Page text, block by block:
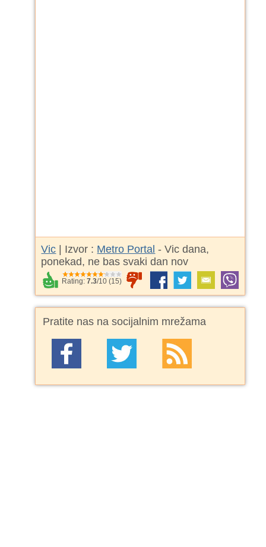
Vic | Izvor : Metro Portal - Vic dana,
ponekad, ne bas svaki dan nov
Rating:7.3/10 (15)
Pratite nas na socijalnim mrežama